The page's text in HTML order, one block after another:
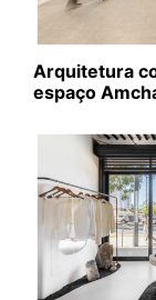
Arquitetura
espaço